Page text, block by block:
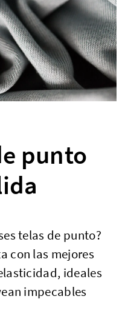
punto
telas de punto?
con las mejores
ideales
impecables